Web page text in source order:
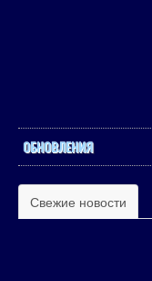
ОБНОВЛЕНИЯ
Свежие новости